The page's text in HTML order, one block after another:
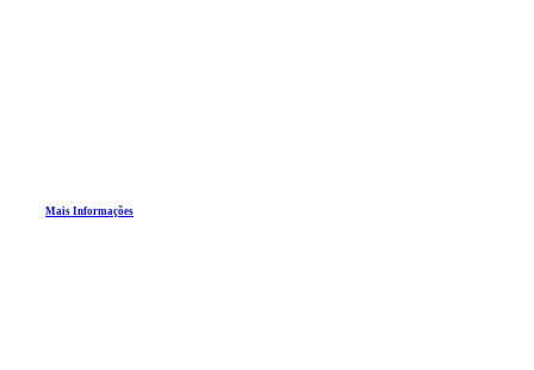
Mais Informações